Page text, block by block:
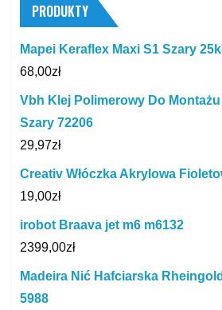
PRODUKTY
Mapei Keraflex Maxi S1 Szary
68,00zł
Vbh Klej Polimerowy Do Montażu
Szary 72206
29,97zł
Creativ Włóczka Akrylowa
19,00zł
irobot Braava jet m6 m6132
2399,00zł
Madeira Nić Hafciarska
5988